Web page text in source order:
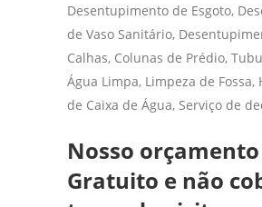
Desentupimento de Esgoto,
de Vaso Sanitário,
Calhas, Colunas de Prédio,
Água Limpa, Limpeza de Fossa,
de Caixa de Água, Serviço de
Nosso
Gratuito e não